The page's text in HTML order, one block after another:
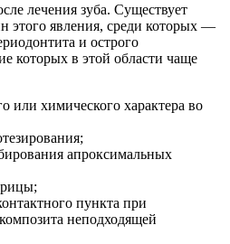
лечения зуба. Существует
этого явления, среди которых —
и острого
которых в этой области чаще
или химического характера во
апроксимальных
пункта при
неподходящей